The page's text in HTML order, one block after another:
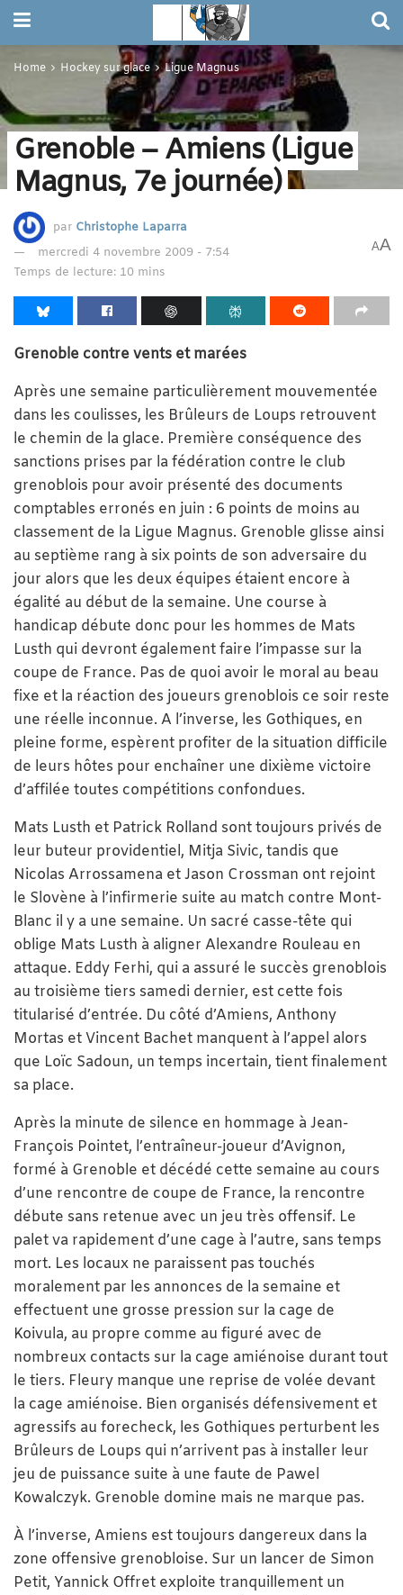
Home Hockey sur glace Ligue Magnus
Grenoble – Amiens (Ligue
Magnus, 7e journée)
par Christophe Laparra
mercredi 4 novembre 2009 - 7:54
Temps de lecture: 10 mins
AA
Grenoble contre vents et marées
Après une semaine particulièrement mouvementée
dans les coulisses, les Brûleurs de Loups retrouvent
le chemin de la glace. Première conséquence des
sanctions prises par la fédération contre le club
grenoblois pour avoir présenté des documents
comptables erronés en juin : 6 points de moins au
classement de la Ligue Magnus. Grenoble glisse ainsi
au septième rang à six points de son adversaire du
jour alors que les deux équipes étaient encore à
égalité au début de la semaine. Une course à
handicap débute donc pour les hommes de Mats
Lusth qui devront également faire l’impasse sur la
coupe de France. Pas de quoi avoir le moral au beau
fixe et la réaction des joueurs grenoblois ce soir reste
une réelle inconnue. A l’inverse, les Gothiques, en
pleine forme, espèrent profiter de la situation difficile
de leurs hôtes pour enchaîner une dixième victoire
d’affilée toutes compétitions confondues.
Mats Lusth et Patrick Rolland sont toujours privés de
leur buteur providentiel, Mitja Sivic, tandis que
Nicolas Arrossamena et Jason Crossman ont rejoint
le Slovène à l’infirmerie suite au match contre Mont-
Blanc il y a une semaine. Un sacré casse-tête qui
oblige Mats Lusth à aligner Alexandre Rouleau en
attaque. Eddy Ferhi, qui a assuré le succès grenoblois
au troisième tiers samedi dernier, est cette fois
titularisé d’entrée. Du côté d’Amiens, Anthony
Mortas et Vincent Bachet manquent à l’appel alors
que Loïc Sadoun, un temps incertain, tient finalement
sa place.
Après la minute de silence en hommage à Jean-
François Pointet, l’entraîneur-joueur d’Avignon,
formé à Grenoble et décédé cette semaine au cours
d’une rencontre de coupe de France, la rencontre
débute sans retenue avec un jeu très offensif. Le
palet va rapidement d’une cage à l’autre, sans temps
mort. Les locaux ne paraissent pas touchés
moralement par les annonces de la semaine et
effectuent une grosse pression sur la cage de
Koivula, au propre comme au figuré avec de
nombreux contacts sur la cage amiénoise durant tout
le tiers. Fleury manque une reprise de volée devant
la cage amiénoise. Bien organisés défensivement et
agressifs au forecheck, les Gothiques perturbent les
Brûleurs de Loups qui n’arrivent pas à installer leur
jeu de puissance suite à une faute de Pawel
Kowalczyk. Grenoble domine mais ne marque pas.
À l’inverse, Amiens est toujours dangereux dans la
zone offensive grenobloise. Sur un lancer de Simon
Petit, Yannick Offret exploite tranquillement un